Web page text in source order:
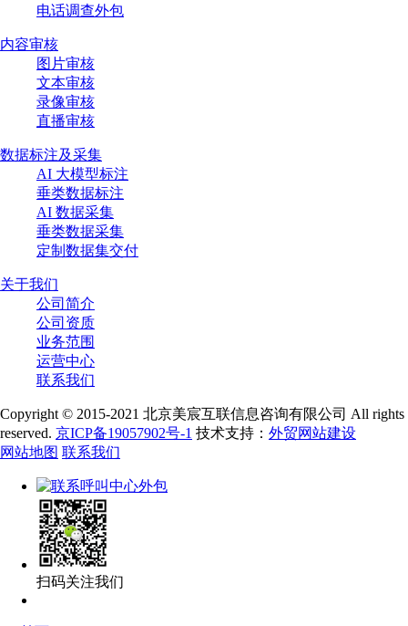
电话调查外包
内容审核
图片审核
文本审核
录像审核
直播审核
数据标注及采集
AI 大模型标注
垂类数据标注
AI 数据采集
垂类数据采集
定制数据集交付
关于我们
公司简介
公司资质
业务范围
运营中心
联系我们
Copyright © 2015-2021 北京美宸互联信息咨询有限公司 All rights
reserved. 京ICP备19057902号-1 技术支持： 外贸网站建设
网站地图 联系我们
扫码关注我们